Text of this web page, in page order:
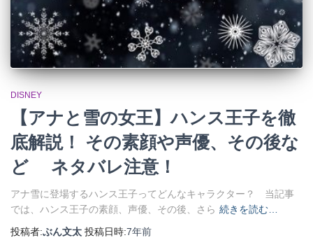
DISNEY
【アナと雪の女王】ハンス王子を徹
底解説！ その素顔や声優、その後な
ど ネタバレ注意！
アナ雪に登場するハンス王子ってどんなキャラクター？ 当記事
では、ハンス王子の素顔、声優、その後、さら 続きを読む…
投稿者:ぶん文太 投稿日時:7年前